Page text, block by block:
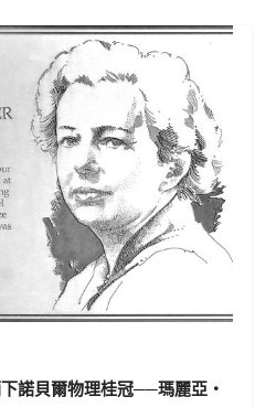
下諾貝爾物理桂冠──瑪麗亞‧